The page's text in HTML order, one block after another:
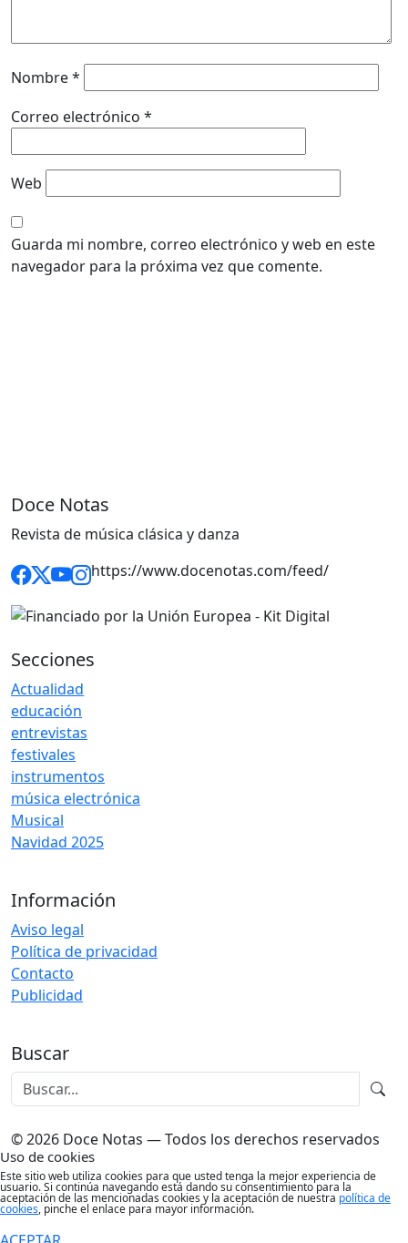
Nombre*
Correo electrónico *
Web
Guarda mi nombre, correo electrónico y web en este
navegador para la próxima vez que comente.
Doce Notas
Revista de música clásica y danza
https://www.docenotas.com/feed/
Secciones
Actualidad
educación
entrevistas
festivales
instrumentos
música electrónica
Musical
Navidad 2025
Información
Aviso legal
Política de privacidad
Contacto
Publicidad
Buscar
© 2026 Doce Notas — Todos los derechos reservados
Uso de cookies
Este sitio web utiliza cookies para que usted tenga la mejor experiencia de
usuario. Si continúa navegando está dando su consentimiento para la
aceptación de las mencionadas cookies y la aceptación de nuestra política de
cookies, pinche el enlace para mayor información.